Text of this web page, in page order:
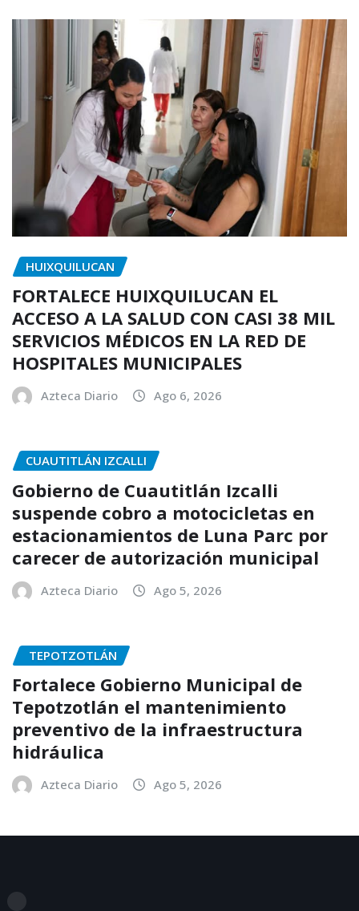
HUIXQUILUCAN
FORTALECE HUIXQUILUCAN EL
ACCESO A LA SALUD CON CASI 38 MIL
SERVICIOS MÉDICOS EN LA RED DE
HOSPITALES MUNICIPALES
Azteca Diario Ago 6, 2026
CUAUTITLÁN IZCALLI
Gobierno de Cuautitlán Izcalli
suspende cobro a motocicletas en
estacionamientos de Luna Parc por
carecer de autorización municipal
Azteca Diario Ago 5, 2026
TEPOTZOTLÁN
Fortalece Gobierno Municipal de
Tepotzotlán el mantenimiento
preventivo de la infraestructura
hidráulica
Azteca Diario Ago 5, 2026